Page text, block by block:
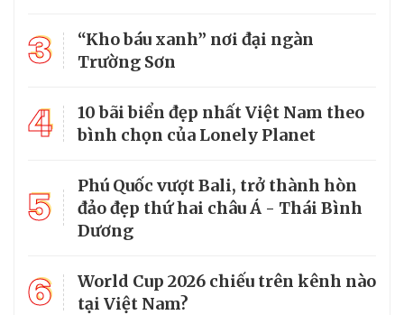
3
“Kho báu xanh” nơi đại ngàn
Trường Sơn
4
10 bãi biển đẹp nhất Việt Nam theo
bình chọn của Lonely Planet
5
Phú Quốc vượt Bali, trở thành hòn
đảo đẹp thứ hai châu Á - Thái Bình
Dương
6
World Cup 2026 chiếu trên kênh nào
tại Việt Nam?